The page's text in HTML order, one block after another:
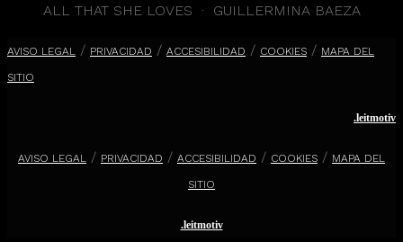
ALL THAT SHE LOVES · GUILLERMINA BAEZA
AVISO LEGAL / PRIVACIDAD / ACCESIBILIDAD / COOKIES / MAPA DEL
SITIO
.leitmotiv
AVISO LEGAL / PRIVACIDAD / ACCESIBILIDAD / COOKIES / MAPA DEL
SITIO
.leitmotiv